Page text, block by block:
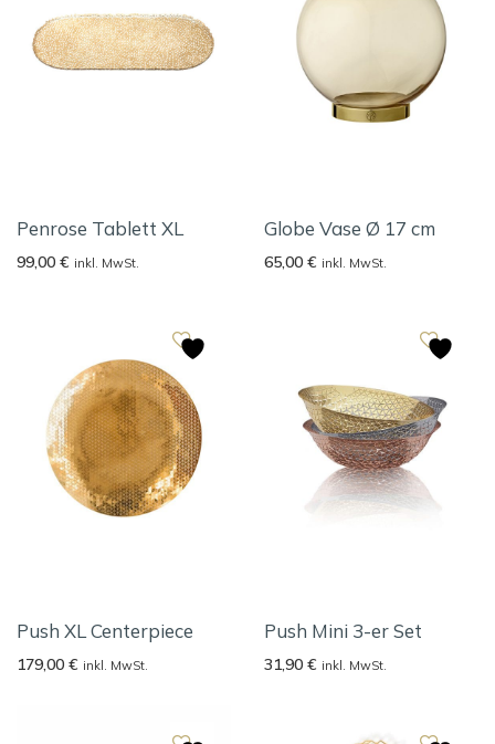
Penrose Tablett XL
99,00 € inkl. MwSt.
Globe Vase Ø 17 cm
65,00 € inkl. MwSt.
Push XL Centerpiece
179,00 € inkl. MwSt.
Push Mini 3-er Set
31,90 € inkl. MwSt.